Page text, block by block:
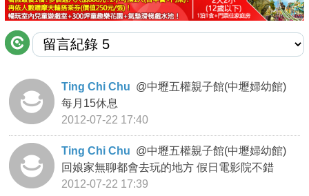
討論區
聯絡我們
APP下載
Ting Chi Chu @中壢五權親子館(中壢婦幼館)
每月15休息
2012-07-22 17:40
Ting Chi Chu @中壢五權親子館(中壢婦幼館)
回娘家無聊都會去玩的地方 假日電影院不錯
2012-07-22 17:39